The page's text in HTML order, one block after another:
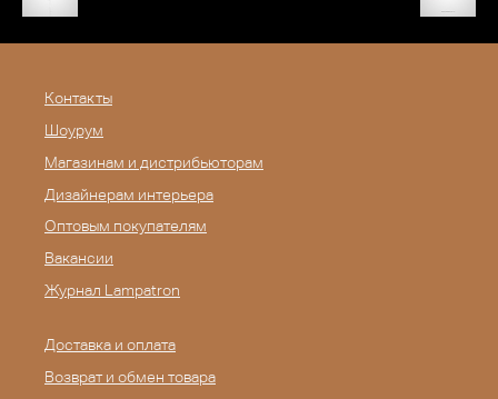
Контакты
Шоурум
Магазинам и дистрибьюторам
Дизайнерам интерьера
Оптовым покупателям
Вакансии
Журнал Lampatron
Доставка и оплата
Возврат и обмен товара